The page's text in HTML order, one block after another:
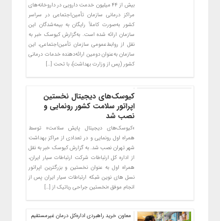
بیش از ۴۴ میلیون خدمت دارویی در داروخانه‌های
مراکز درمانی سازمان تأمین‌اجتماعی در سراسر
کشور به‌صورت کاملاً رایگان به بیمه‌شدگان این
سازمان ارائه شده است. به‌گزارش کیوسک خبر به
نقل از روابط‌عمومی سازمان تأمین‌اجتماعی، این
سازمان به‌عنوان دومین ارائه‌دهنده خدمات درمانی
کشور (پس از وزارت بهداشت)، با تحت […]
کیوسک‌های دیجیتال نخستین
اپراتور سلامت کشور رونمایی و
نصب شد
«کیوسک‌های دیجیتال پایش سلامت» توسط
همراه اول رونمایی و در تعدادی از مراکز بهداشت
شهر تهران نصب شد. به گزارش کیوسک خبر به نقل
از اداره کل ارتباطات شرکت ارتباطات سیار ایران،
همراه اول به عنوان نخستین و بزرگترین اپراتور
نسل های نوین شبکه ارتباطات سیار ایران پس از
انجام موفق «نخستین جراحی رباتیک از […]
معاون خرید راهبردی اداره‌کل درمان غیرمستقیم